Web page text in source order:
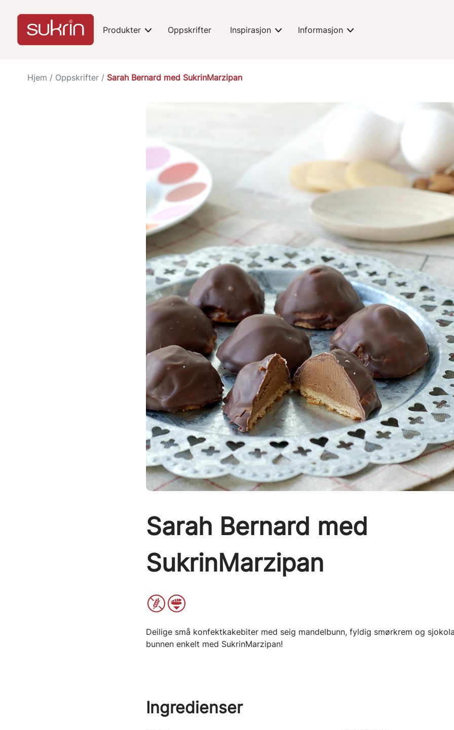
expand-toggle
Produkter Oppskrifter expand-toggle
Inspirasjon expand-toggle
Informasjon
Hjem / Oppskrifter/ Sarah Bernard med SukrinMarzipan
Sarah Bernard med
SukrinMarzipan
Deilige små konfektkakebiter med seig mandelbunn, fyldig smørkrem og
bunnen enkelt med SukrinMarzipan!
Ingredienser